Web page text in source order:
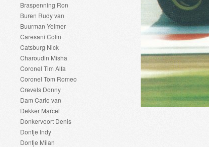
Braspenning Ron
Buren Rudy van
Buurman Yelmer
Caresani Colin
Catsburg Nick
Charoudin Misha
Coronel Tim Alfa
Coronel Tom Romeo
Crevels Donny
Dam Carlo van
Dekker Marcel
Donkervoort Denis
Dontje Indy
Dontje Milan